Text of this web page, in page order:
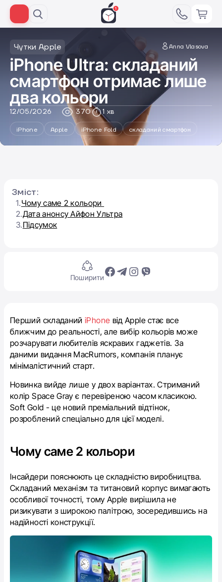
Чутки Apple Anna Vlasova
iPhone Ultra: складаний
смартфон отримає лише
два кольори
12/05/2026 370 1 хв
iPhone Apple iPhone Fold складаний смартфон
Поширити
Перший складанийiPhone від Apple стає все
ближчим до реальності, але вибір кольорів може
розчарувати любителів яскравих гаджетів. За
даними видання MacRumors, компанія планує
мінімалістичний старт.
Новинка вийде лише у двох варіантах. Стриманий
колір Space Gray є перевіреною часом класикою.
Soft Gold - це новий преміальний відтінок,
розроблений спеціально для цієї моделі.
Чому саме 2 кольори
Інсайдери пояснюють це складністю виробництва.
Складаний механізм та титановий корпус вимагають
особливої точності, тому Apple вирішила не
ризикувати з широкою палітрою, зосередившись на
надійності конструкції.
Зміст:
1.Чому саме 2 кольори
2.Дата анонсу Айфон Ультра
3.Підсумок